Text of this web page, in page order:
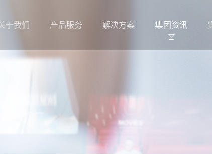
于我们 产品服务 解决方案 集团资讯